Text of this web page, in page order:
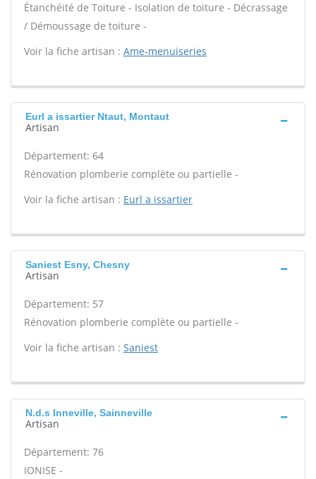
Étanchéité de Toiture - Isolation de toiture - Décrassage
/ Démoussage de toiture -
Voir la fiche artisan : Ame-menuiseries
Eurl a issartier Ntaut, Montaut
Artisan
Département: 64
Rénovation plomberie complète ou partielle -
Voir la fiche artisan : Eurl a issartier
Saniest Esny, Chesny
Artisan
Département: 57
Rénovation plomberie complète ou partielle -
Voir la fiche artisan : Saniest
N.d.s Inneville, Sainneville
Artisan
Département: 76
IONISE -